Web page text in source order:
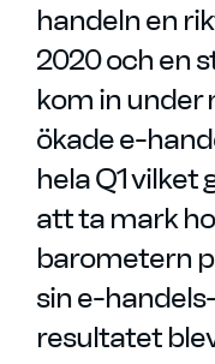
handeln en
2020 och en
kom in under
ökade e-
hela Q1 vilket
att ta mark
barometern
sin e-
resultatet